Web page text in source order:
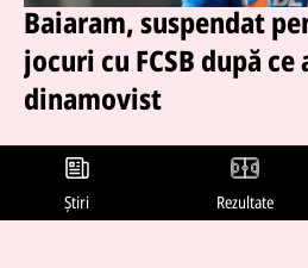
Baiaram, suspendat
jocuri cu FCSB după
dinamovist
11 feb. 2026, 17:05
Ștefan Baiaram a fost suspendat
FRF pentru două etape după
Știri Rezultate